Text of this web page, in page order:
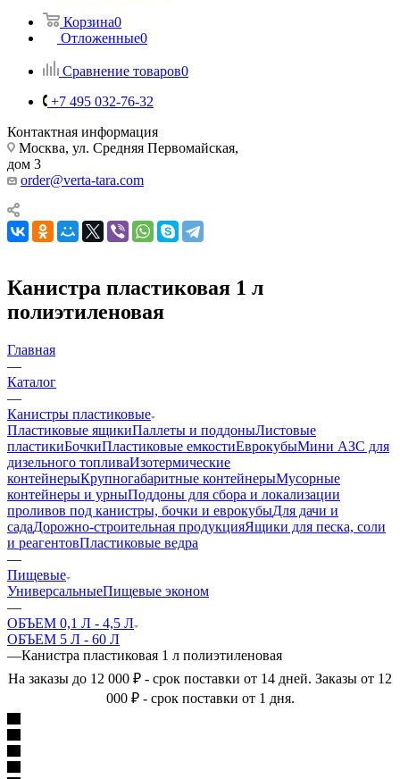
Корзина0
Отложенные0
Сравнение товаров0
+7 495 032-76-32
Контактная информация
Москва, ул. Средняя Первомайская,
дом 3
order@verta-tara.com
Канистра пластиковая 1 л
полиэтиленовая
Главная
—
Каталог
—
Канистры пластиковые
Пластиковые ящикиПаллеты и поддоныЛистовые
пластикиБочкиПластиковые емкостиЕврокубыМини АЗС для
дизельного топливаИзотермические
контейнерыКрупногабаритные контейнерыМусорные
контейнеры и урныПоддоны для сбора и локализации
проливов под канистры, бочки и еврокубыДля дачи и
садаДорожно-строительная продукцияЯщики для песка, соли
и реагентовПластиковые ведра
—
Пищевые
УниверсальныеПищевые эконом
—
ОБЪЕМ 0,1 Л - 4,5 Л
ОБЪЕМ 5 Л - 60 Л
—Канистра пластиковая 1 л полиэтиленовая
На заказы до 12 000 ₽ - срок поставки от 14 дней. Заказы от 12
000 ₽ - срок поставки от 1 дня.